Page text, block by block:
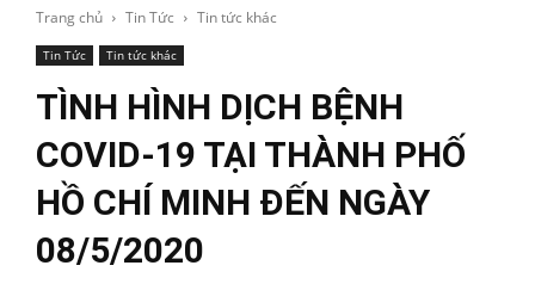
Trang chủ Tin Tức Tin tức khác
Tin Tức Tin tức khác
TÌNH HÌNH DỊCH BỆNH
COVID-19 TẠI THÀNH PHỐ
HỒ CHÍ MINH ĐẾN NGÀY
08/5/2020